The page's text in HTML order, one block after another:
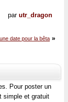
par utr_dragon
date pour la bêta »
Pour poster un
simple et gratuit